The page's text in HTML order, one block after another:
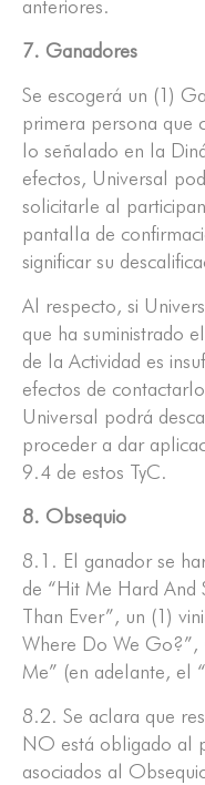
anteriores.
7. Ganadores
Se escogerá un (1)
primera persona que
lo señalado en la
efectos, Universal
solicitarle al
pantalla de
significar su
Al respecto, si
que ha suministrado
de la Actividad es
efectos de
Universal podrá
proceder a dar
9.4 de estos TyC.
8. Obsequio
8.1. El ganador se
de “Hit Me Hard And
Than Ever”, un (1)
Where Do We Go?”,
Me” (en adelante, el
8.2. Se aclara que
NO está obligado al
asociados al